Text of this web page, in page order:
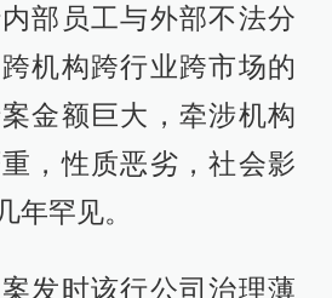
部员工与外部不法分
机构跨行业跨市场的
金额巨大，牵涉机构
，性质恶劣，社会影
年罕见。
发时该行公司治理薄